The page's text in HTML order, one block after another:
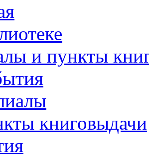
и пункты
книговыдачи